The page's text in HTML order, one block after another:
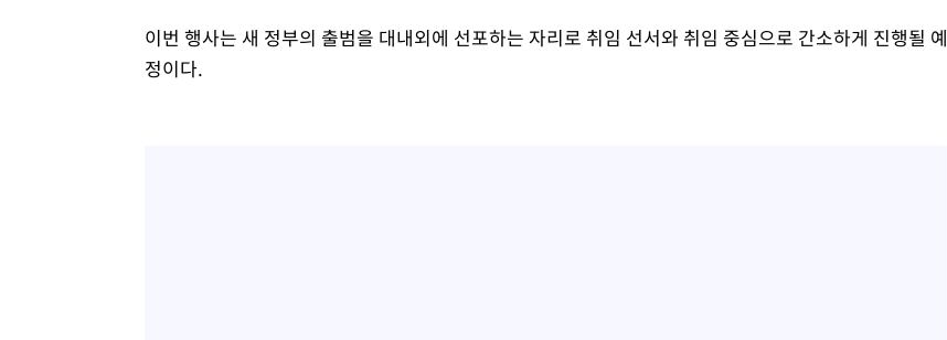
이번 행사는 새 정부의 출범을 대내외에 선포하는 자리로 취임 선서와 취임 중심으로 간소하게 진행될 예
정이다.